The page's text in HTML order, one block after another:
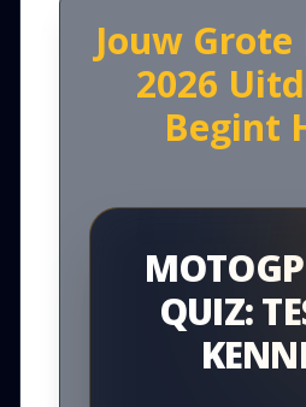
Jouw
2026
Begint
QUIZ: